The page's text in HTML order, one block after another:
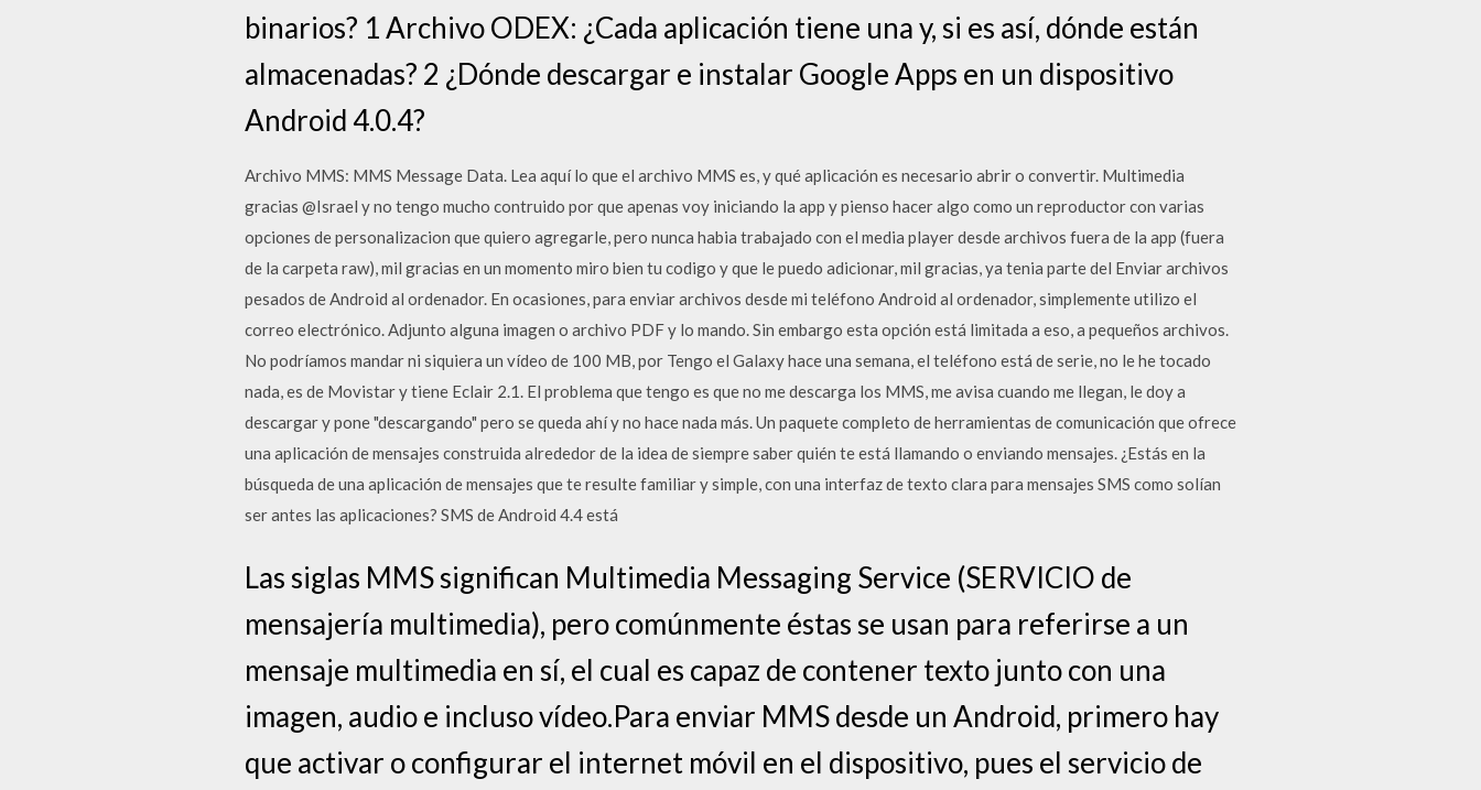
binarios? 1 Archivo ODEX: ¿Cada aplicación tiene una y, si es así, dónde están
almacenadas? 2 ¿Dónde descargar e instalar Google Apps en un dispositivo
Android 4.0.4?
Archivo MMS: MMS Message Data. Lea aquí lo que el archivo MMS es, y qué aplicación es necesario abrir o convertir. Multimedia
gracias @Israel y no tengo mucho contruido por que apenas voy iniciando la app y pienso hacer algo como un reproductor con varias
opciones de personalizacion que quiero agregarle, pero nunca habia trabajado con el media player desde archivos fuera de la app (fuera
de la carpeta raw), mil gracias en un momento miro bien tu codigo y que le puedo adicionar, mil gracias, ya tenia parte del Enviar archivos
pesados de Android al ordenador. En ocasiones, para enviar archivos desde mi teléfono Android al ordenador, simplemente utilizo el
correo electrónico. Adjunto alguna imagen o archivo PDF y lo mando. Sin embargo esta opción está limitada a eso, a pequeños archivos.
No podríamos mandar ni siquiera un vídeo de 100 MB, por Tengo el Galaxy hace una semana, el teléfono está de serie, no le he tocado
nada, es de Movistar y tiene Eclair 2.1. El problema que tengo es que no me descarga los MMS, me avisa cuando me llegan, le doy a
descargar y pone "descargando" pero se queda ahí y no hace nada más. Un paquete completo de herramientas de comunicación que ofrece
una aplicación de mensajes construida alrededor de la idea de siempre saber quién te está llamando o enviando mensajes. ¿Estás en la
búsqueda de una aplicación de mensajes que te resulte familiar y simple, con una interfaz de texto clara para mensajes SMS como solían
ser antes las aplicaciones? SMS de Android 4.4 está
Las siglas MMS significan Multimedia Messaging Service (SERVICIO de
mensajería multimedia), pero comúnmente éstas se usan para referirse a un
mensaje multimedia en sí, el cual es capaz de contener texto junto con una
imagen, audio e incluso vídeo.Para enviar MMS desde un Android, primero hay
que activar o configurar el internet móvil en el dispositivo, pues el servicio de